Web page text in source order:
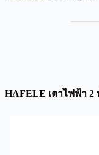
HAFELE เตาไฟฟ้า